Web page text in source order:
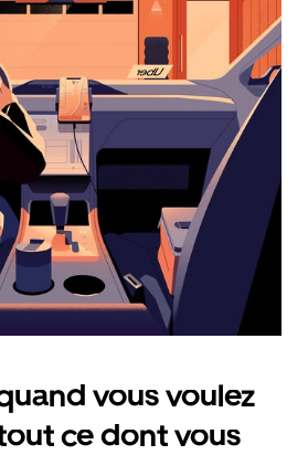
vous voulez
ce dont vous